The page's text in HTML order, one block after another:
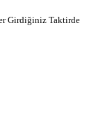
Girdiğiniz Taktirde